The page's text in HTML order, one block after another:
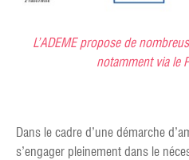
L’ADEME propose de
notamment via le
Dans le cadre d’une démarche
s’engager pleinement dans le